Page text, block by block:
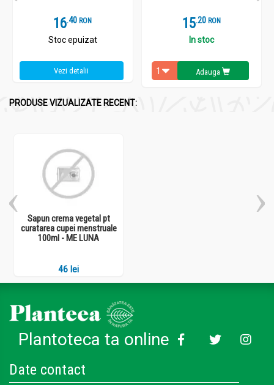
16.4 RON
Stoc epuizat
Vezi detalii
15.2 RON
In stoc
Adauga
PRODUSE VIZUALIZATE RECENT:
Sapun crema vegetal pt
curatarea cupei menstruale
100ml - ME LUNA
46 lei
Plantoteca ta online
Date contact